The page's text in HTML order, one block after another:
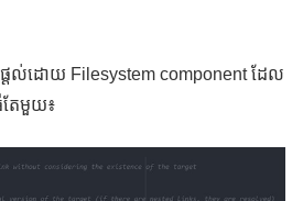
ផ្ដល់ដោយ Filesystem component ដែល
តែមួយ៖